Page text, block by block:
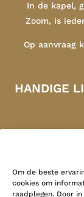
Om de beste
cookies om
raadplegen. Door
In de kapel,
Zoom, is
Op aanvraag
HANDIGE
Congregatie